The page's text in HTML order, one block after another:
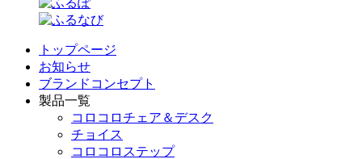
トップページ
お知らせ
ブランドコンセプト
製品一覧
コロコロチェア＆デスク
チョイス
コロコロステップ